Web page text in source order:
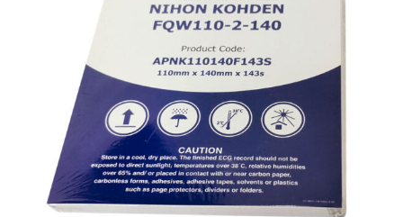
Lupa Password?